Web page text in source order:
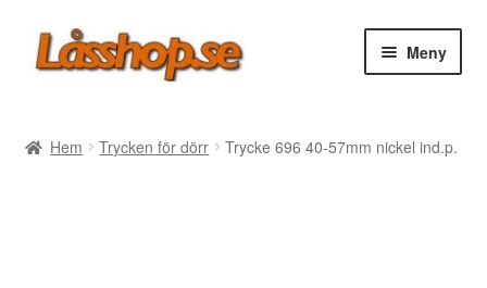
Hoppa
till
Hoppa
till
Meny
Hem Trycken för dörr Trycke 696 40-57mm nickel ind.p.